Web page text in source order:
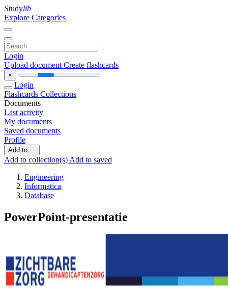
Studylib
Explore Categories
Login
Upload document Create flashcards
×
Login
Flashcards Collections
Documents
Last activity
My documents
Saved documents
Profile
Add to ...
Add to collection(s) Add to saved
Engineering
Informatica
Database
PowerPoint-presentatie